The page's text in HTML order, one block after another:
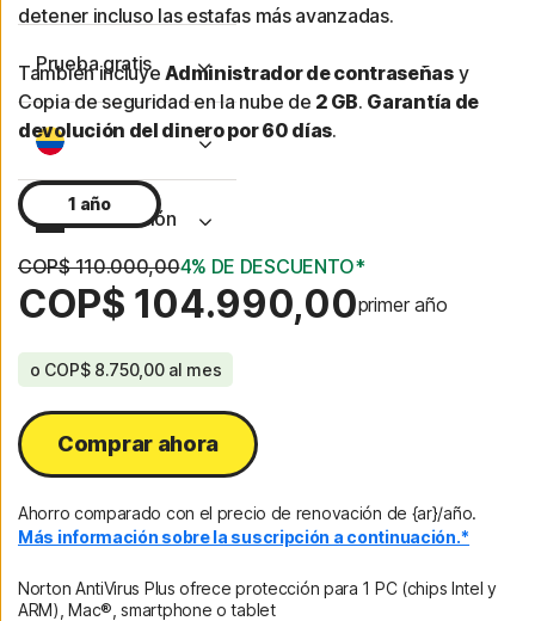
Prueba gratis
Iniciar sesión
detener incluso las estafas más avanzadas.
También incluyeAdministrador de contraseñasy
Copia de seguridad en la nube de 2 GB. Garantía de
devolución del dinero por 60 días.
1 año
COP$ 110.000,004% DE DESCUENTO*
COP$ 104.990,00primer año
o COP$ 8.750,00 al mes
Comprar ahora
Ahorro comparado con el precio de renovación de {ar}/año.
Más información sobre la suscripción a continuación.*
Norton AntiVirus Plus ofrece protección para 1 PC (chips Intel y
ARM), Mac®, smartphone o tablet